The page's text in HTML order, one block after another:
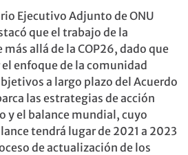
Ejecutivo Adjunto de ONU
que el trabajo de la
allá de la COP26, dado que
enfoque de la comunidad
a largo plazo del Acuerdo
las estrategias de acción
y el balance mundial, cuyo
tendrá lugar de 2021 a 2023
de actualización de los